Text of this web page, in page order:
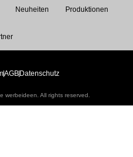
Neuheiten Produktionen
AGB Datenschutz
werbeideen. All rights reserved.